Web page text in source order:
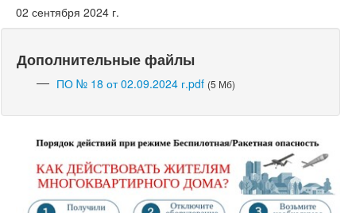
02 сентября 2024 г.
Дополнительные файлы
ПО № 18 от 02.09.2024 г.pdf (5 Мб)